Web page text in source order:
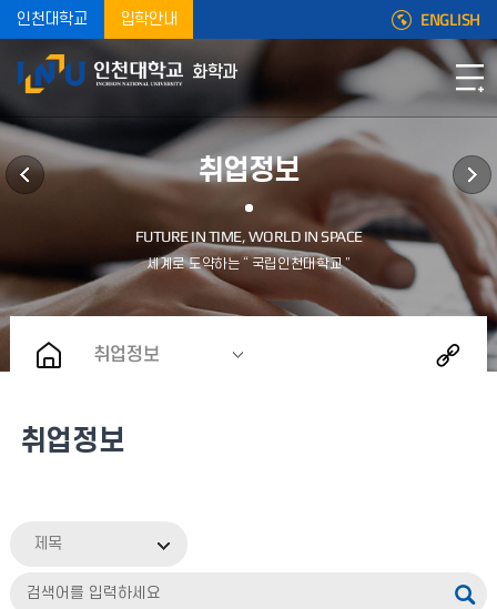
인천대학교 입학안내 ENGLISH
화학과
취업정보
취업정보
취업정보
제목